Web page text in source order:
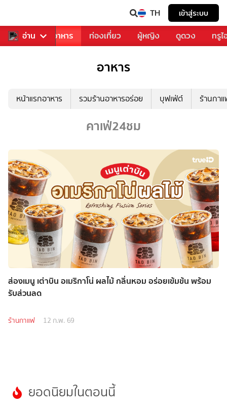
TH เข้าสู่ระบบ
อ่าน
การเพลง อาหาร ท่องเที่ยว ผู้หญิง ดูดวง ทรู
อาหาร
หน้าแรกอาหาร รวมร้านอาหารอร่อย บุฟเฟ่ต์ ร้านกา
คาเฟ่24ชม
ส่องเมนู เต่าบิน อเมริกาโน่ ผลไม้ กลิ่นหอม อร่อยเข้มข้น พร้อม
รับส่วนลด
ร้านกาแฟ 12 ก.พ. 69
ยอดนิยมในตอนนี้